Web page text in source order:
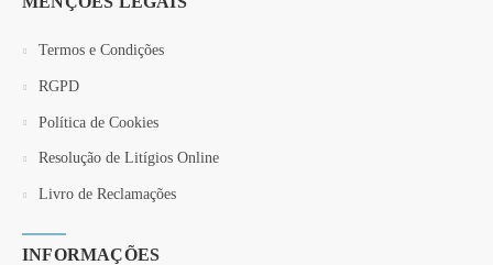
Termos e Condições
RGPD
Política de Cookies
Resolução de Litígios Online
Livro de Reclamações
INFORMAÇÕES